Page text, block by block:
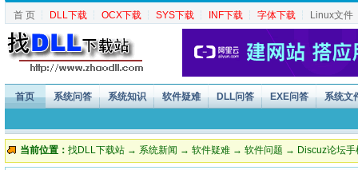
首 页 ┆ DLL下载 ┆ OCX下载 ┆ SYS下载 ┆ INF下载 ┆ 字体下载 ┆ Linux文件
首页 系统问答 系统知识 软件疑难 DLL问答 EXE问答 系统文
当前位置： 找DLL下载站 → 系统新闻 → 软件疑难 → 软件问题 → Discuz论坛手